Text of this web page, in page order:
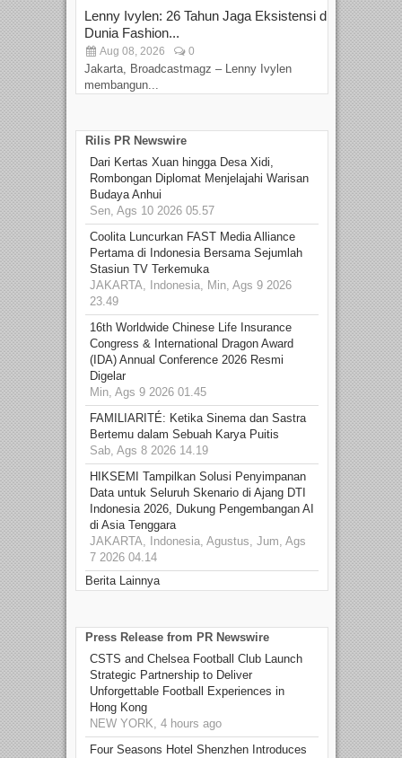
Lenny Ivylen: 26 Tahun Jaga Eksistensi di
Dunia Fashion...
Aug 08, 2026 0
Jakarta, Broadcastmagz – Lenny Ivylen
membangun...
Rilis PR Newswire
Dari Kertas Xuan hingga Desa Xidi,
Rombongan Diplomat Menjelajahi Warisan
Budaya Anhui
Sen, Ags 10 2026 05.57
Coolita Luncurkan FAST Media Alliance
Pertama di Indonesia Bersama Sejumlah
Stasiun TV Terkemuka
JAKARTA, Indonesia, Min, Ags 9 2026
23.49
16th Worldwide Chinese Life Insurance
Congress & International Dragon Award
(IDA) Annual Conference 2026 Resmi
Digelar
Min, Ags 9 2026 01.45
FAMILIARITÉ: Ketika Sinema dan Sastra
Bertemu dalam Sebuah Karya Puitis
Sab, Ags 8 2026 14.19
HIKSEMI Tampilkan Solusi Penyimpanan
Data untuk Seluruh Skenario di Ajang DTI
Indonesia 2026, Dukung Pengembangan AI
di Asia Tenggara
JAKARTA, Indonesia, Agustus, Jum, Ags
7 2026 04.14
Berita Lainnya
Press Release from PR Newswire
CSTS and Chelsea Football Club Launch
Strategic Partnership to Deliver
Unforgettable Football Experiences in
Hong Kong
NEW YORK, 4 hours ago
Four Seasons Hotel Shenzhen Introduces